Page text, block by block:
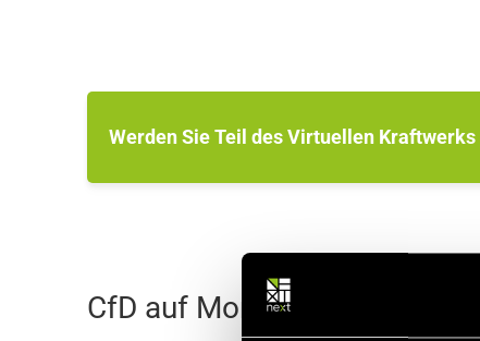
Werden Sie Teil des Virtuellen Kraftwerks
CfD auf Monatsbasis